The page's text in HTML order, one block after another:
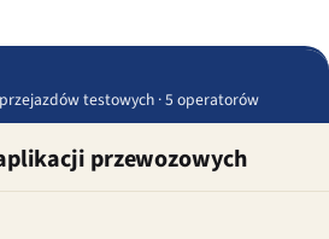
testowych · 5 operatorów
przewozowych